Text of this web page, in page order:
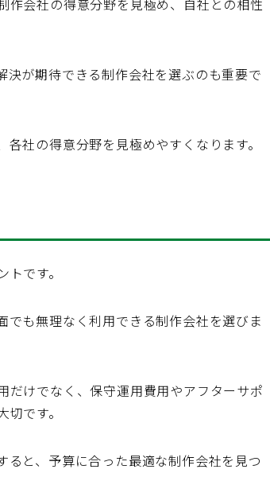
作会社の得意分野を見極め、自社との相性
決が期待できる制作会社を選ぶのも重要で
社の得意分野を見極めやすくなります。
です。
も無理なく利用できる制作会社を選びま
だけでなく、保守運用費用やアフターサポ
です。
と、予算に合った最適な制作会社を見つ